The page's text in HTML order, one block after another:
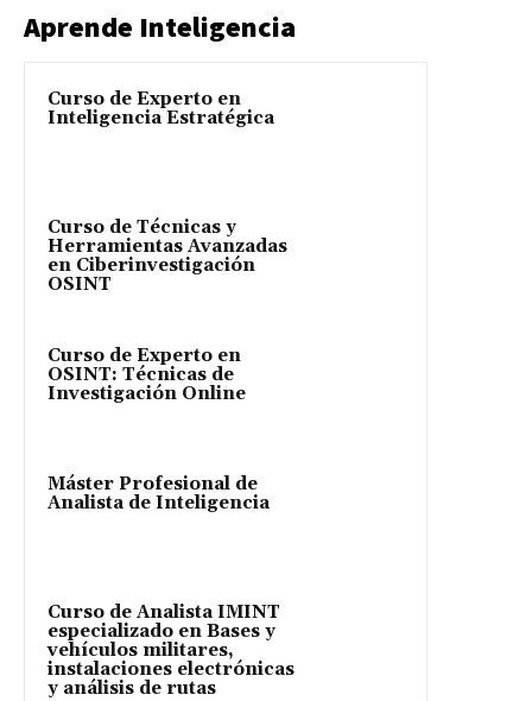
Aprende Inteligencia
Curso de Experto en
Inteligencia Estratégica
Curso de Técnicas y
Herramientas Avanzadas
en Ciberinvestigación
OSINT
Curso de Experto en
OSINT: Técnicas de
Investigación Online
Máster Profesional de
Analista de Inteligencia
Curso de Analista IMINT
especializado en Bases y
vehículos militares,
instalaciones electrónicas
y análisis de rutas